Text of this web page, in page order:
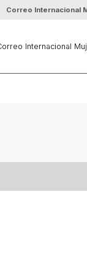
Correo Internacional
Internacional